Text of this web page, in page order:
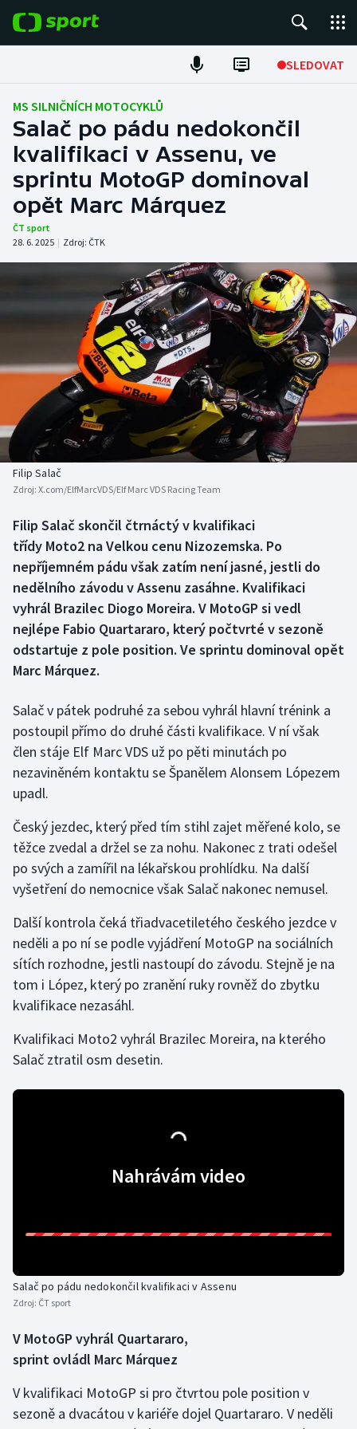
SLEDOVAT
Fotbal
Hokej
Tenis
Atletika
Americký fotbal
Baseball a softbal
Basketbal
Biatlon
Boby a skeleton
Box
Curling
Dostihy
Florbal
Futsal
Golf
Gymnastika
Házená
Jezdectví
Judo
Lezení
Lyže a snowboard
Motorsport
Rychlobruslení
Short track
Sportovní střelba
NEPŘEHLÉDNĚTE
Soutěže
Historické návraty
Aplikace ČT sport
AZ kvíz
MS SILNIČNÍCH MOTOCYKLŮ
Salač po pádu nedokončil
kvalifikaci v Assenu, ve
sprintu MotoGP dominoval
opět Marc Márquez
ČT sport
28. 6. 2025 | Zdroj: ČTK
Filip Salač
Zdroj: X.com/ElfMarcVDS/Elf Marc VDS Racing Team
Filip Salač skončil čtrnáctý v kvalifikaci
třídy Moto2 na Velkou cenu Nizozemska. Po
nepříjemném pádu však zatím není jasné, jestli do
nedělního závodu v Assenu zasáhne. Kvalifikaci
vyhrál Brazilec Diogo Moreira. V MotoGP si vedl
nejlépe Fabio Quartararo, který počtvrté v sezoně
odstartuje z pole position. Ve sprintu dominoval opět
Marc Márquez.
Salač v pátek podruhé za sebou vyhrál hlavní trénink a
postoupil přímo do druhé části kvalifikace. V ní však
člen stáje Elf Marc VDS už po pěti minutách po
nezaviněném kontaktu se Španělem Alonsem Lópezem
upadl.
Český jezdec, který před tím stihl zajet měřené kolo, se
těžce zvedal a držel se za nohu. Nakonec z trati odešel
po svých a zamířil na lékařskou prohlídku. Na další
vyšetření do nemocnice však Salač nakonec nemusel.
Další kontrola čeká třiadvacetiletého českého jezdce v
neděli a po ní se podle vyjádření MotoGP na sociálních
sítích rozhodne, jestli nastoupí do závodu. Stejně je na
tom i López, který po zranění ruky rovněž do zbytku
kvalifikace nezasáhl.
Kvalifikaci Moto2 vyhrál Brazilec Moreira, na kterého
Salač ztratil osm desetin.
Nahrávám video
Salač po pádu nedokončil kvalifikaci v Assenu
Zdroj: ČT sport
V MotoGP vyhrál Quartararo,
sprint ovládl Marc Márquez
V kvalifikaci MotoGP si pro čtvrtou pole position v
sezoně a dvacátou v kariéře dojel Quartararo. V neděli